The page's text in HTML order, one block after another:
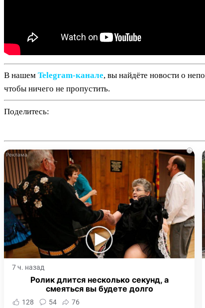
В нашем Telegram‑канале, вы найдёте новости о
чтобы ничего не пропустить.
Поделитесь:
i
7 ч. назад
Ролик длится несколько секунд, а
смеяться вы будете долго
128 54 76